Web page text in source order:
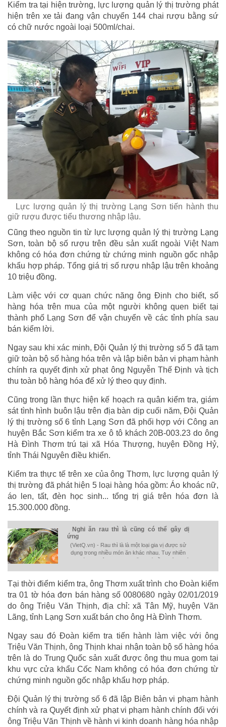
Kiểm tra tại hiện trường, lực lượng quản lý thị trường phát
hiện trên xe tải đang vận chuyển 144 chai rượu bằng sứ
có chữ nước ngoài loại 500ml/chai.
Lực lượng quản lý thị trường Lạng Sơn tiến hành thu
giữ rượu được tiểu thương nhập lậu.
Cũng theo nguồn tin từ lực lượng quản lý thị trường Lạng
Sơn, toàn bộ số rượu trên đều sản xuất ngoài Việt Nam
không có hóa đơn chứng từ chứng minh nguồn gốc nhập
khẩu hợp pháp. Tổng giá trị số rượu nhập lậu trên khoảng
10 triệu đồng.
Làm việc với cơ quan chức năng ông Định cho biết, số
hàng hóa trên mua của một người không quen biết tại
thành phố Lạng Sơn để vận chuyển về các tỉnh phía sau
bán kiểm lời.
Ngay sau khi xác minh, Đội Quản lý thị trường số 5 đã tạm
giữ toàn bộ số hàng hóa trên và lập biên bản vi phạm hành
chính ra quyết định xử phạt ông Nguyễn Thế Định và tịch
thu toàn bộ hàng hóa để xử lý theo quy định.
Cũng trong lần thực hiện kế hoạch ra quân kiểm tra, giám
sát tình hình buôn lậu trên địa bàn dịp cuối năm, Đội Quản
lý thị trường số 6 tỉnh Lạng Sơn đã phối hợp với Công an
huyện Bắc Sơn kiểm tra xe ô tô khách 20B-003.23 do ông
Hà Đình Thơm trú tại xã Hóa Thượng, huyện Đồng Hỷ,
tỉnh Thái Nguyên điều khiển.
Kiểm tra thực tế trên xe của ông Thơm, lực lượng quản lý
thị trường đã phát hiện 5 loại hàng hóa gồm: Áo khoác nữ,
áo len, tất, đèn học sinh... tổng trị giá trên hóa đơn là
15.300.000 đồng.
Nghi ăn rau thì là cũng có thể gây dị
ứng
(VietQ.vn) - Rau thì là là một loại gia vị được sử
dụng trong nhiều món ăn khác nhau. Tuy nhiên
theo các chuyên gia dinh dưỡng thì cần phải lưu ý
Tại thời điểm kiểm tra, ông Thơm xuất trình cho Đoàn kiểm
tra 01 tờ hóa đơn bán hàng số 0080680 ngày 02/01/2019
do ông Triệu Văn Thịnh, địa chỉ: xã Tân Mỹ, huyện Văn
Lãng, tỉnh Lạng Sơn xuất bán cho ông Hà Đình Thơm.
Ngay sau đó Đoàn kiểm tra tiến hành làm việc với ông
Triệu Văn Thịnh, ông Thịnh khai nhận toàn bộ số hàng hóa
trên là do Trung Quốc sản xuất được ông thu mua gom tại
khu vực cửa khẩu Cốc Nam không có hóa đơn chứng từ
chứng minh nguồn gốc nhập khẩu hợp pháp.
Đội Quản lý thị trường số 6 đã lập Biên bản vi phạm hành
chính và ra Quyết định xử phạt vi phạm hành chính đối với
ông Triệu Văn Thịnh về hành vi kinh doanh hàng hóa nhập